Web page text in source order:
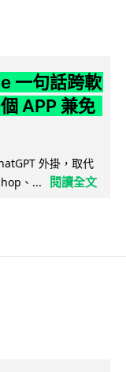
一句話跨軟
APP 兼免
外掛，取代
、...
閱讀全文